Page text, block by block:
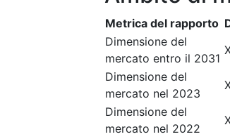
Metrica del rapporto
Dimensione del
mercato entro il 2031
Dimensione del
mercato nel 2023
Dimensione del
mercato nel 2022